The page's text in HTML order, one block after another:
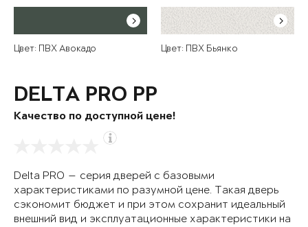
Цвет: ПВХ Авокадо Цвет: ПВХ Бьянко
DELTA PRO PP
Качество по доступной цене!
Delta PRO — серия дверей с базовыми
характеристиками по разумной цене. Такая дверь
сэкономит бюджет и при этом сохранит идеальный
внешний вид и эксплуатационные характеристики на